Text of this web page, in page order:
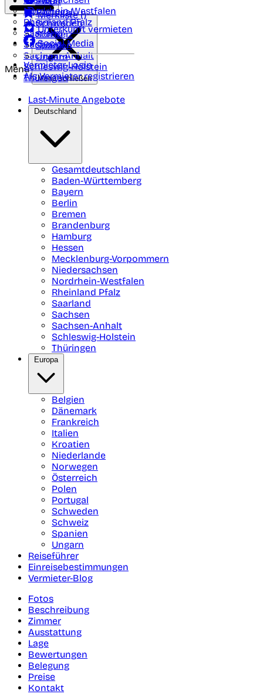
Nordrhein-Westfalen
Rheinland Pfalz
Saarland
Sachsen
Sachsen-Anhalt
Schleswig-Holstein
Thüringen
Portugal
Schweden
Schweiz
Spanien
Ungarn
Merkliste ()
Unterkunft vermieten
Social Media
Vermieter-Login
Als Vermieter registrieren
Menü
Menü schließen
Last-Minute Angebote
Deutschland
Gesamtdeutschland
Baden-Württemberg
Bayern
Berlin
Bremen
Brandenburg
Hamburg
Hessen
Mecklenburg-Vorpommern
Niedersachsen
Nordrhein-Westfalen
Rheinland Pfalz
Saarland
Sachsen
Sachsen-Anhalt
Schleswig-Holstein
Thüringen
Europa
Belgien
Dänemark
Frankreich
Italien
Kroatien
Niederlande
Norwegen
Österreich
Polen
Portugal
Schweden
Schweiz
Spanien
Ungarn
Reiseführer
Einreisebestimmungen
Vermieter-Blog
Fotos
Beschreibung
Zimmer
Ausstattung
Lage
Bewertungen
Belegung
Preise
Kontakt